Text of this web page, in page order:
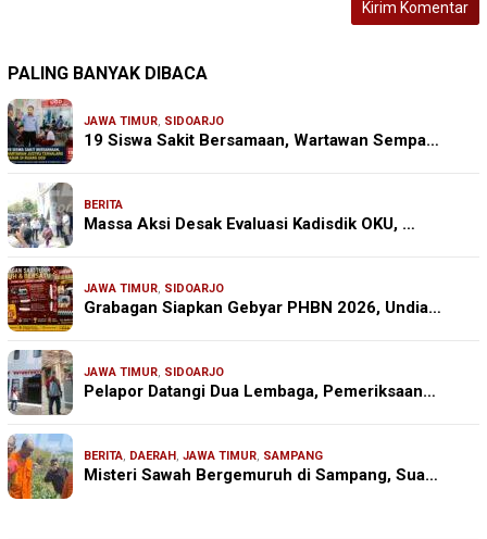
PALING BANYAK DIBACA
JAWA TIMUR, SIDOARJO
19 Siswa Sakit Bersamaan, Wartawan Sempa…
BERITA
Massa Aksi Desak Evaluasi Kadisdik OKU, …
JAWA TIMUR, SIDOARJO
Grabagan Siapkan Gebyar PHBN 2026, Undia…
JAWA TIMUR, SIDOARJO
Pelapor Datangi Dua Lembaga, Pemeriksaan…
BERITA, DAERAH, JAWA TIMUR, SAMPANG
Misteri Sawah Bergemuruh di Sampang, Sua…